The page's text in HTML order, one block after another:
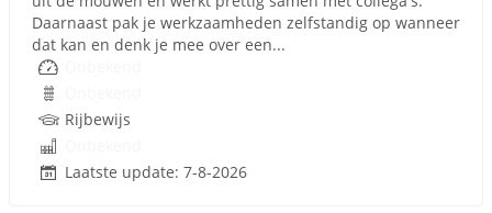
Daarnaast pak je werkzaamheden zelfstandig op wanneer
dat kan en denk je mee over een...
Rijbewijs
Laatste update: 7-8-2026